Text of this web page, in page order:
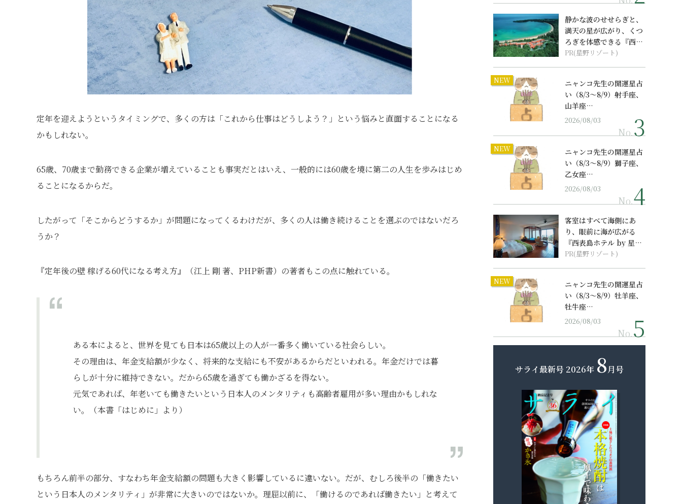
定年を迎えようというタイミングで、多くの方は「これから仕事はどうしよう？」という悩みと直面することになる
かもしれない。
65歳、70歳まで勤務できる企業が増えていることも事実だとはいえ、一般的には60歳を境に第二の人生を歩みはじめ
ることになるからだ。
したがって「そこからどうするか」が問題になってくるわけだが、多くの人は働き続けることを選ぶのではないだろ
うか？
『定年後の壁 稼げる60代になる考え方』（江上 剛 著、PHP新書）の著者もこの点に触れている。
ある本によると、世界を見ても日本は65歳以上の人が一番多く働いている社会らしい。
その理由は、年金支給額が少なく、将来的な支給にも不安があるからだといわれる。年金だけでは暮
らしが十分に維持できない。だから65歳を過ぎても働かざるを得ない。
元気であれば、年老いても働きたいという日本人のメンタリティも高齢者雇用が多い理由かもしれな
い。（本書「はじめに」より）
もちろん前半の部分、すなわち年金支給額の問題も大きく影響しているに違いない。だが、むしろ後半の「働きたい
という日本人のメンタリティ」が非常に大きいのではないか。理屈以前に、「働けるのであれば働きたい」と考えて
静かな波のせせらぎと、
満天の星が広がり、くつ
ろぎを体感できる『西表
島ホテル by...
PR(星野リゾート)
NEW
ニャンコ先生の開運星占
い（8/3～8/9）射手座、
山羊座…
2026/08/03
No.
NEW
ニャンコ先生の開運星占
い（8/3～8/9）獅子座、
乙女座…
2026/08/03
No.
客室はすべて海側にあ
り、眼前に海が広がる
『西表島ホテル by 星野
リゾート』
PR(星野リゾート)
NEW
ニャンコ先生の開運星占
い（8/3～8/9）牡羊座、
牡牛座…
2026/08/03
No.
サライ最新号 2026年 8月号